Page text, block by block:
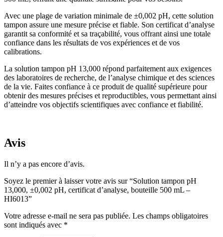
Avec une plage de variation minimale de ±0,002 pH, cette solution
tampon assure une mesure précise et fiable. Son certificat d’analyse
garantit sa conformité et sa traçabilité, vous offrant ainsi une totale
confiance dans les résultats de vos expériences et de vos
calibrations.
La solution tampon pH 13,000 répond parfaitement aux exigences
des laboratoires de recherche, de l’analyse chimique et des sciences
de la vie. Faites confiance à ce produit de qualité supérieure pour
obtenir des mesures précises et reproductibles, vous permettant ainsi
d’atteindre vos objectifs scientifiques avec confiance et fiabilité.
Avis
Il n’y a pas encore d’avis.
Soyez le premier à laisser votre avis sur “Solution tampon pH
13,000, ±0,002 pH, certificat d’analyse, bouteille 500 mL –
HI6013”
Votre adresse e-mail ne sera pas publiée. Les champs obligatoires
sont indiqués avec *